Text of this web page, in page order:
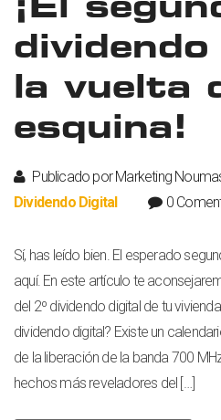
¡El
la vuelta
esquina!
Publicado por Marketing
Dividendo Digital
0
Sí, has leído bien. El esperado
aquí. En este artículo te
del 2º dividendo digital de tu
dividendo digital? Existe un
de la liberación de la banda 700
hechos más reveladores del […]